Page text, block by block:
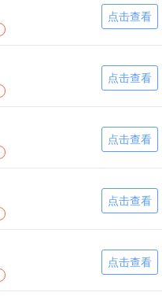
点击查看
点击查看
点击查看
点击查看
点击查看